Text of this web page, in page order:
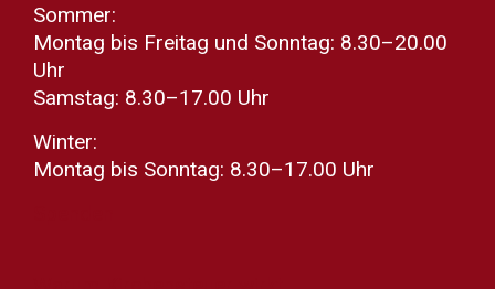
Sommer:
Montag bis Freitag und Sonntag: 8.30–20.00
Uhr
Samstag: 8.30–17.00 Uhr
Winter:
Montag bis Sonntag: 8.30–17.00 Uhr